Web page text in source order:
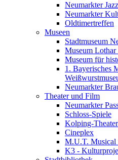
Neumarkter
Neumarkter
Oldtimertreffen
Museen
Stadtmuseum
Museum Lothar
Museum für
1. Bayerisches
Neumarkter
Theater und Film
Neumarkter
Schloss-Spiele
Kolping-
Cineplex
M.U.T. Musical
K3 -